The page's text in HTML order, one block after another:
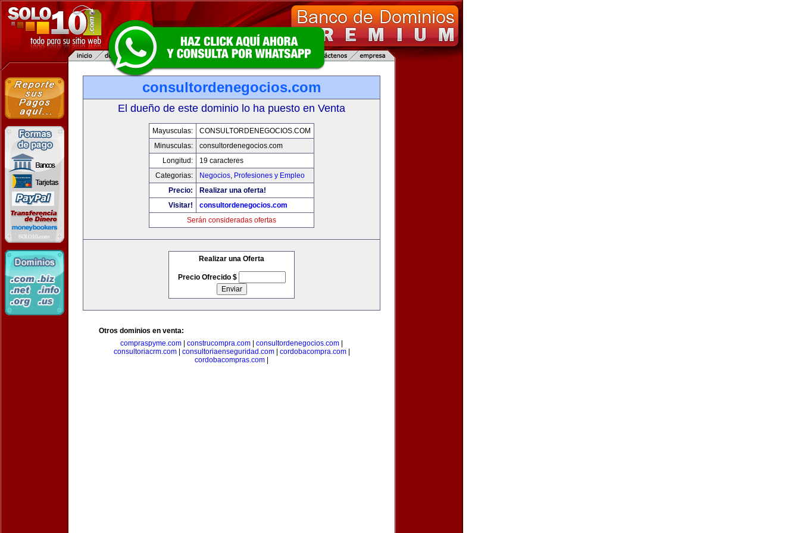
consultordenegocios.com
El dueño de este dominio lo ha puesto en Venta
Mayusculas:
CONSULTORDENEGOCIOS.COM
Minusculas:
consultordenegocios.com
Longitud:
19 caracteres
Categorias:
Negocios, Profesiones y Empleo
Precio:
Realizar una oferta!
Visitar!
consultordenegocios.com
Serán consideradas ofertas
Realizar una Oferta
Precio Ofrecido $
Otros dominios en venta:
compraspyme.com
construcompra.com consultordenegocios.com
consultoriacrm.com| consultoriaenseguridad.com| cordobacompra.com|
cordobacompras.com